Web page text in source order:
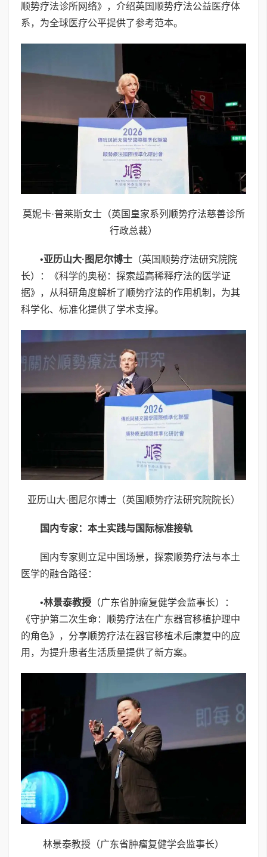
顺势疗法诊所网络》，介绍英国顺势疗法公益医疗体
系，为全球医疗公平提供了参考范本。
莫妮卡·普莱斯女士（英国皇家系列顺势疗法慈善诊所
行政总裁）
•亚历山大· 图尼尔博士 （英国顺势疗法研究院院
长）：《科学的奥秘：探索超高稀释疗法的医学证
据》，从科研角度解析了顺势疗法的作用机制，为其
科学化、标准化提供了学术支撑。
亚历山大·图尼尔博士（英国顺势疗法研究院院长）
国内专家：本土实践与国际标准接轨
国内专家则立足中国场景，探索顺势疗法与本土
医学的融合路径：
•林景泰教授 （广东省肿瘤复健学会监事长）：
《守护第二次生命：顺势疗法在广东器官移植护理中
的角色》，分享顺势疗法在器官移植术后康复中的应
用，为提升患者生活质量提供了新方案。
林景泰教授（广东省肿瘤复健学会监事长）